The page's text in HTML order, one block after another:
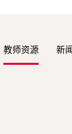
教师资源 新